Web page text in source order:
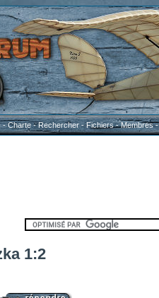
-Charte-Rechercher-Fichiers-Membres
1:2